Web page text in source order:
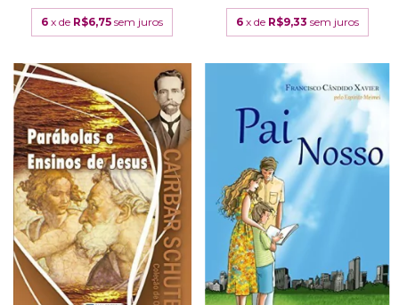
6 x de R$6,75 sem juros 6 x de R$9,33 sem juros